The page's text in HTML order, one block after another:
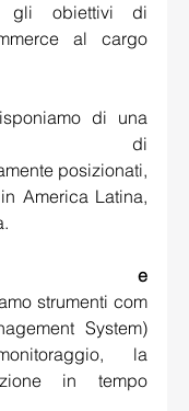
gli obiettivi di
al cargo
di una
di
posizionati,
America Latina,
e
strumenti com
System)
la
in tempo